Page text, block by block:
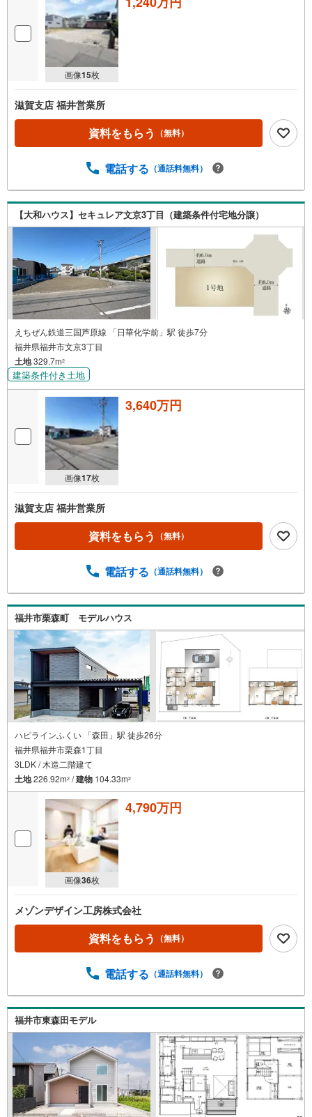
画像15枚
滋賀支店 福井営業所
資料をもらう （無料）
電話する （通話料無料）
【大和ハウス】セキュレア文京3丁目（建築条件付宅地分譲）
えちぜん鉄道三国芦原線 「日華化学前」駅 徒歩7分
福井県福井市文京3丁目
土地329.7m2
建築条件付き土地
画像17枚
3,640万円
滋賀支店 福井営業所
資料をもらう （無料）
電話する （通話料無料）
福井市栗森町 モデルハウス
ハピラインふくい 「森田」駅 徒歩26分
福井県福井市栗森1丁目
3LDK / 木造二階建て
土地226.92m2 /建物 104.33m2
画像36枚
4,790万円
メゾンデザイン工房株式会社
資料をもらう （無料）
電話する （通話料無料）
福井市東森田モデル